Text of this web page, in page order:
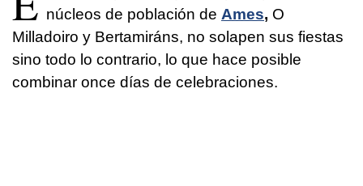
núcleos de población de Ames, O
Milladoiro y Bertamiráns, no solapen sus fiestas
sino todo lo contrario, lo que hace posible
combinar once días de celebraciones.